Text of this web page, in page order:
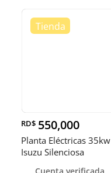
RD$ 550,000
Planta Eléctricas 35kw
Isuzu Silenciosa